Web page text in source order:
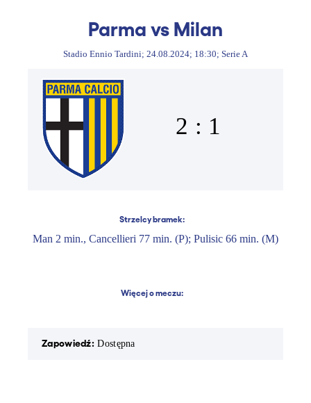
Parma vs Milan
Stadio Ennio Tardini; 24.08.2024; 18:30; Serie A
2 : 1
Strzelcy bramek:
Man 2 min., Cancellieri 77 min. (P); Pulisic 66 min. (M)
Więcej o meczu:
Zapowiedź: Dostępna